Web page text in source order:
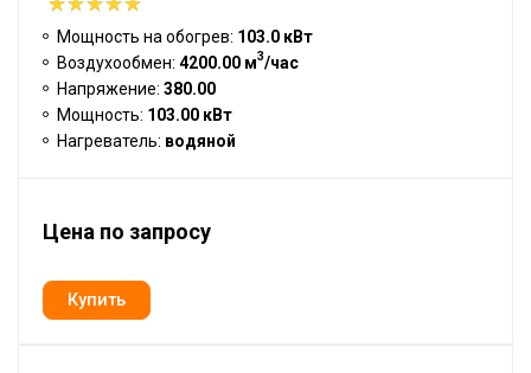
Мощность на обогрев: 103.0 кВт
Воздухообмен: 4200.00 м3/час
Напряжение: 380.00
Мощность: 103.00 кВт
Нагреватель: водяной
Цена по запросу